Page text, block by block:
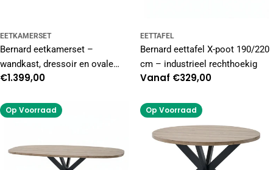
EETKAMERSET
Bernard eetkamerset –
wandkast, dressoir en ovale
tafel
Normale
€1.399,00
EETTAFEL
Bernard eettafel X-poot 190/220
cm – industrieel rechthoekig
Normale
Vanaf €329,00
Op Voorraad Op Voorraad